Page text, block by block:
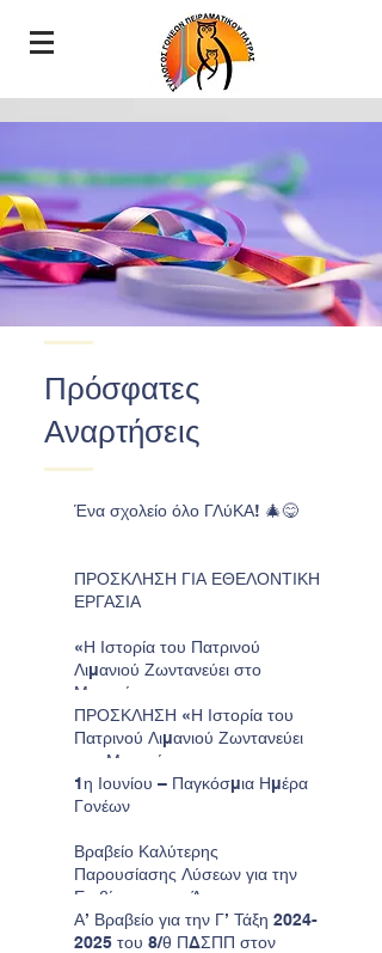
Πρόσφατες
Αναρτήσεις
Ένα σχολείο όλο ΓΛύΚΑ! 🎄😋
ΠΡΟΣΚΛΗΣΗ ΓΙΑ ΕΘΕΛΟΝΤΙΚΗ
ΕΡΓΑΣΙΑ
«Η Ιστορία του Πατρινού
Λιμανιού Ζωντανεύει στο
Μουσείο»
ΠΡΟΣΚΛΗΣΗ «Η Ιστορία του
Πατρινού Λιμανιού Ζωντανεύει
στο Μουσείο»
1η Ιουνίου – Παγκόσμια Ημέρα
Γονέων
Βραβείο Καλύτερης
Παρουσίασης Λύσεων για την
Επιβίωση στον Άρη για το
Νηπιαγωγείο μας.
Α’ Βραβείο για την Γ’ Τάξη 2024-
2025 του 8/θ ΠΔΣΠΠ στον